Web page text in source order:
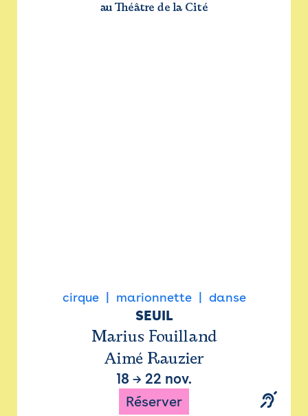
au Théâtre de la Cité
cirque marionnette danse
SEUIL
Marius Fouilland
Aimé Rauzier
18 → 22 nov.
Réserver